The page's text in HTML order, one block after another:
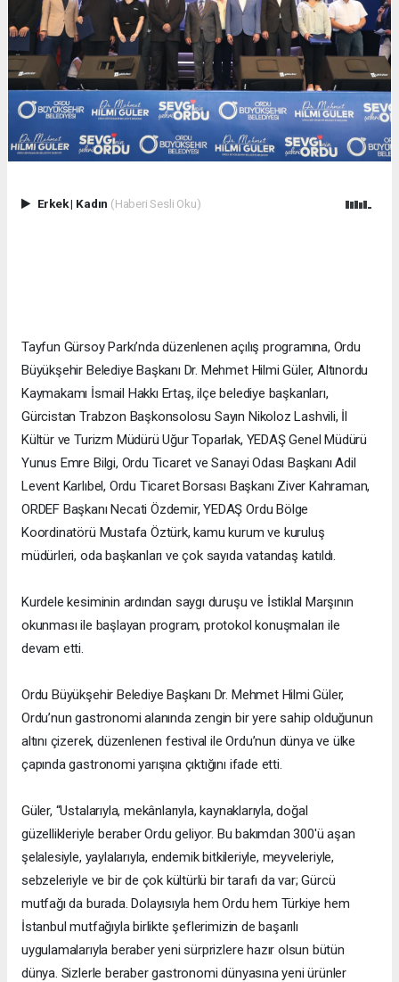
Erkek| Kadın (Haberi Sesli Oku)
Tayfun Gürsoy Parkı’nda düzenlenen açılış programına, Ordu
Büyükşehir Belediye Başkanı Dr. Mehmet Hilmi Güler, Altınordu
Kaymakamı İsmail Hakkı Ertaş, ilçe belediye başkanları,
Gürcistan Trabzon Başkonsolosu Sayın Nikoloz Lashvili, İl
Kültür ve Turizm Müdürü Uğur Toparlak, YEDAŞ Genel Müdürü
Yunus Emre Bilgi, Ordu Ticaret ve Sanayi Odası Başkanı Adil
Levent Karlıbel, Ordu Ticaret Borsası Başkanı Ziver Kahraman,
ORDEF Başkanı Necati Özdemir, YEDAŞ Ordu Bölge
Koordinatörü Mustafa Öztürk, kamu kurum ve kuruluş
müdürleri, oda başkanları ve çok sayıda vatandaş katıldı.
Kurdele kesiminin ardından saygı duruşu ve İstiklal Marşının
okunması ile başlayan program, protokol konuşmaları ile
devam etti.
Ordu Büyükşehir Belediye Başkanı Dr. Mehmet Hilmi Güler,
Ordu’nun gastronomi alanında zengin bir yere sahip olduğunun
altını çizerek, düzenlenen festival ile Ordu’nun dünya ve ülke
çapında gastronomi yarışına çıktığını ifade etti.
Güler, “Ustalarıyla, mekânlarıyla, kaynaklarıyla, doğal
güzellikleriyle beraber Ordu geliyor. Bu bakımdan 300'ü aşan
şelalesiyle, yaylalarıyla, endemik bitkileriyle, meyveleriyle,
sebzeleriyle ve bir de çok kültürlü bir tarafı da var; Gürcü
mutfağı da burada. Dolayısıyla hem Ordu hem Türkiye hem
İstanbul mutfağıyla birlikte şeflerimizin de başarılı
uygulamalarıyla beraber yeni sürprizlere hazır olsun bütün
dünya. Sizlerle beraber gastronomi dünyasına yeni ürünler